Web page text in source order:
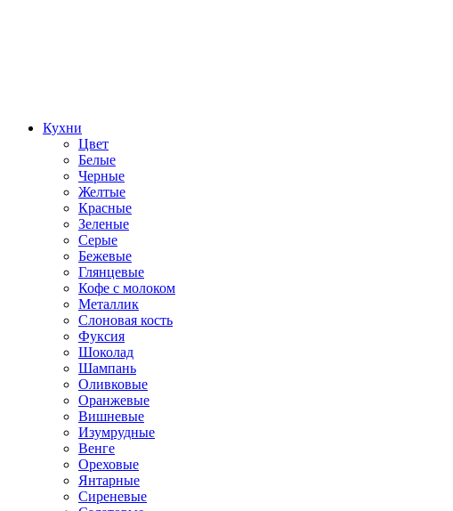
Кухни
Цвет
Белые
Черные
Желтые
Красные
Зеленые
Серые
Бежевые
Глянцевые
Кофе с молоком
Металлик
Слоновая кость
Фуксия
Шоколад
Шампань
Оливковые
Оранжевые
Вишневые
Изумрудные
Венге
Ореховые
Янтарные
Сиреневые